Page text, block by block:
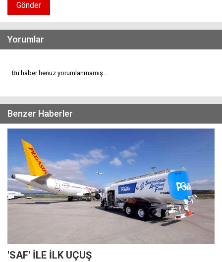
Gönder
Yorumlar
Bu haber henüz yorumlanmamış...
Benzer Haberler
'SAF' İLE İLK UÇUŞ